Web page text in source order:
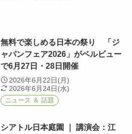
無料で楽しめる日本の祭り 「ジ
ャパンフェア2026」がベルビュー
で6月27日・28日開催
2026年6月22日(月)
2026年6月24日(水)
ニュース ＆ 話題
シアトル日本庭園 ｜ 講演会：江